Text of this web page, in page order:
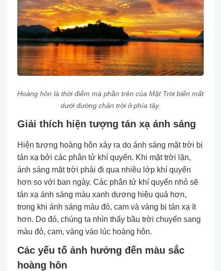
Hoàng hôn là thời điểm mà phần trên của Mặt Trời biến mất
dưới đường chân trời ở phía tây.
Giải thích hiện tượng tán xạ ánh sáng
Hiện tượng hoàng hôn xảy ra do ánh sáng mặt trời bị
tán xạ bởi các phân tử khí quyển. Khi mặt trời lặn,
ánh sáng mặt trời phải đi qua nhiều lớp khí quyển
hơn so với ban ngày. Các phân tử khí quyển nhỏ sẽ
tán xạ ánh sáng màu xanh dương hiệu quả hơn,
trong khi ánh sáng màu đỏ, cam và vàng bị tán xạ ít
hơn. Do đó, chúng ta nhìn thấy bầu trời chuyển sang
màu đỏ, cam, vàng vào lúc hoàng hôn.
Các yếu tố ảnh hưởng đến màu sắc
hoàng hôn